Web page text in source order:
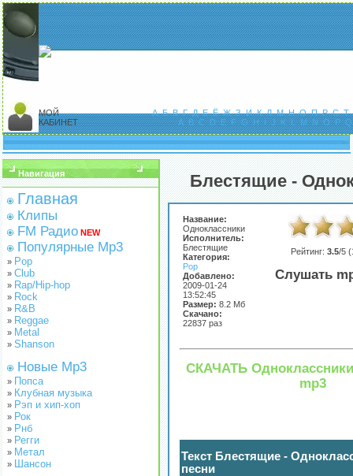
МОЙ
КАБИНЕТ
А Б В Г Д Е Ё Ж З И К Л М Н О П Р С Т
A B C D E F G H I J K L M N O P Q
Навигация
Главная
Клипы
FM Радио NEW
Популярные Mp3
» Pop
» Club
» Rap/Hip-hop
» Rock
» R&B
» Reggae
» Metal
» Shanson
Новые Mp3
» Попса
» Клубная музыка
» Рэп и хип-хоп
» Рок
» Рнб
» Регги
» Метал
» Шансон
Блестящие -
Название:
Одноклассники
Исполнитель:
Блестящие
Категория:
Pop
Добавлено:
2009-01-24
13:52:45
Размер: 8.2 Мб
Скачано:
22837 раз
Рейтинг: 3.5/5 (
Слушать
СКАЧАТЬ
mp3
Текст Блестящие -
песни